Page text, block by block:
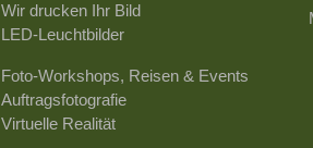
Wir drucken Ihr Bild
LED-Leuchtbilder
Foto-Workshops, Reisen & Events
Auftragsfotografie
Virtuelle Realität